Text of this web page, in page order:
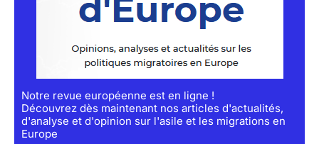
Notre revue européenne est en ligne !
Découvrez dès maintenant nos articles d'actualités,
d'analyse et d'opinion sur l'asile et les migrations en
Europe